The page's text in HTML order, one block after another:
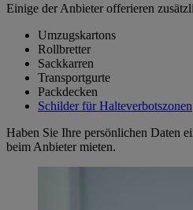
Einige der Anbieter offerieren
Umzugskartons
Rollbretter
Sackkarren
Transportgurte
Packdecken
Schilder für Halteverbotszonen
Haben Sie Ihre persönlichen Daten
beim Anbieter mieten.